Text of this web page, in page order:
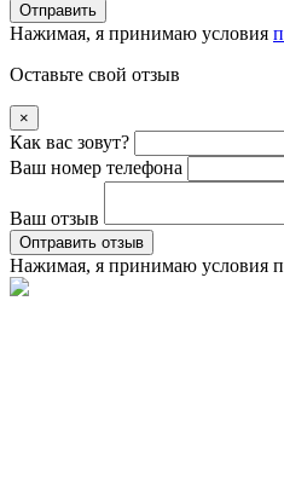
Отправить
Нажимая, я принимаю условия
Оставьте свой отзыв
×
Как вас зовут?
Ваш номер телефона
Ваш отзыв
Оптравить отзыв
Нажимая, я принимаю условия